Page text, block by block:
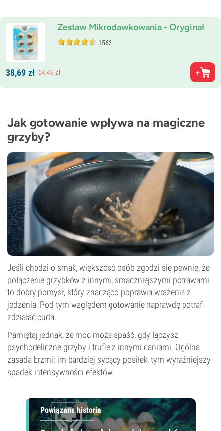
Zestaw Mikrodawkowania - Oryginał
1562
38,69 zł 64,49zł
Jak gotowanie wpływa na magiczne
grzyby?
Jeśli chodzi o smak, większość osób zgodzi się pewnie, że
połączenie grzybków z innymi, smaczniejszymi potrawami
to dobry pomysł, który znacząco poprawia wrażenia z
jedzenia. Pod tym względem gotowanie naprawdę potrafi
zdziałać cuda.
Pamiętaj jednak, że moc może spaść, gdy łączysz
psychodeliczne grzyby i trufle z innymi daniami. Ogólna
zasada brzmi: im bardziej sycący posiłek, tym wyraźniejszy
spadek intensywności efektów.
Powiązana historia